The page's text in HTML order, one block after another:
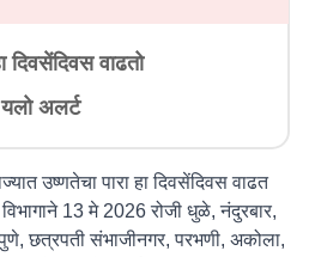
दिवसेंदिवस वाढतो
यलो अलर्ट
उष्णतेचा पारा हा दिवसेंदिवस वाढत
13 मे 2026 रोजी धुळे, नंदुरबार,
छत्रपती संभाजीनगर, परभणी, अकोला,